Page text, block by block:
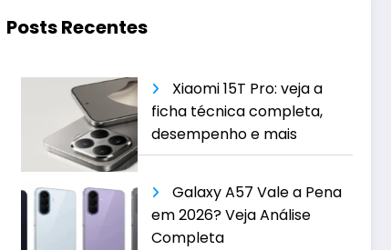
Posts Recentes
Xiaomi 15T Pro: veja a
ficha técnica completa,
desempenho e mais
Galaxy A57 Vale a Pena
em 2026? Veja Análise
Completa